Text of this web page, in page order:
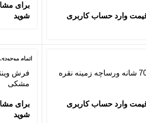
وارد حساب کاربری
برای
شوید
فرش وینتیج 700 شانه ورساچه زمینه نقره
وارد حساب کاربری
اتمام موجودی
مشکی
برای
شوید